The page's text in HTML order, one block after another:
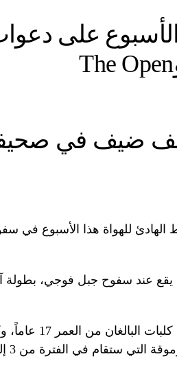
على
ضيف في
الهادئ للهواة هذا الأسبوع في
يقع عند سفوح جبل فوجي، بطولة
ويمثل دولة الإمارات الشابان ريان أحمد وعبد